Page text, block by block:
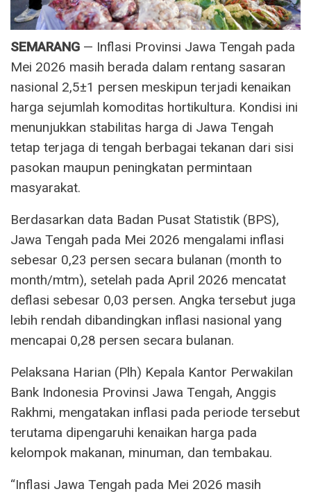
SEMARANG — Inflasi Provinsi Jawa Tengah pada
Mei 2026 masih berada dalam rentang sasaran
nasional 2,5±1 persen meskipun terjadi kenaikan
harga sejumlah komoditas hortikultura. Kondisi ini
menunjukkan stabilitas harga di Jawa Tengah
tetap terjaga di tengah berbagai tekanan dari sisi
pasokan maupun peningkatan permintaan
masyarakat.
Berdasarkan data Badan Pusat Statistik (BPS),
Jawa Tengah pada Mei 2026 mengalami inflasi
sebesar 0,23 persen secara bulanan (month to
month/mtm), setelah pada April 2026 mencatat
deflasi sebesar 0,03 persen. Angka tersebut juga
lebih rendah dibandingkan inflasi nasional yang
mencapai 0,28 persen secara bulanan.
Pelaksana Harian (Plh) Kepala Kantor Perwakilan
Bank Indonesia Provinsi Jawa Tengah, Anggis
Rakhmi, mengatakan inflasi pada periode tersebut
terutama dipengaruhi kenaikan harga pada
kelompok makanan, minuman, dan tembakau.
“Inflasi Jawa Tengah pada Mei 2026 masih